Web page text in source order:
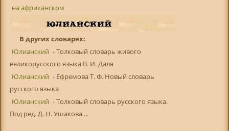
на африканском
В других словарях:
Юлианский - Толковый словарь живого
великорусского языка В. И. Даля
Юлианский - Ефремова Т. Ф. Новый словарь
русского языка
Юлианский - Толковый словарь русского языка.
Под ред. Д. Н. Ушакова ...